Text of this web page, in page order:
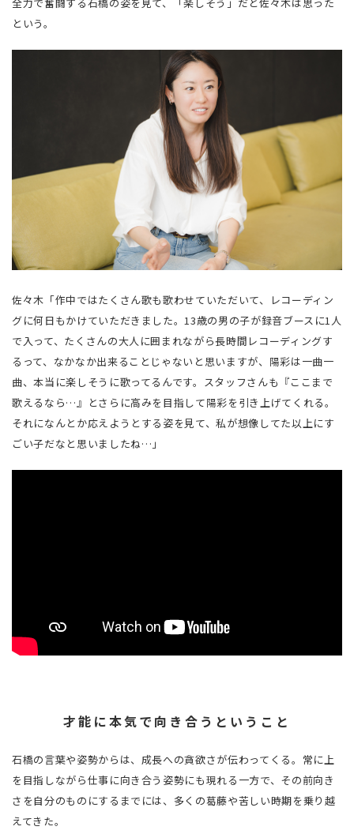
全力で奮闘する石橋の姿を見て、「楽しそう」だと佐々木は思った
という。
佐々木「作中ではたくさん歌も歌わせていただいて、レコーディン
グに何日もかけていただきました。13歳の男の子が録音ブースに1人
で入って、たくさんの大人に囲まれながら長時間レコーディングす
るって、なかなか出来ることじゃないと思いますが、陽彩は一曲一
曲、本当に楽しそうに歌ってるんです。スタッフさんも『ここまで
歌えるなら…』とさらに高みを目指して陽彩を引き上げてくれる。
それになんとか応えようとする姿を見て、私が想像してた以上にす
ごい子だなと思いましたね…」
才能に本気で向き合うということ
石橋の言葉や姿勢からは、成長への貪欲さが伝わってくる。常に上
を目指しながら仕事に向き合う姿勢にも現れる一方で、その前向き
さを自分のものにするまでには、多くの葛藤や苦しい時期を乗り越
えてきた。